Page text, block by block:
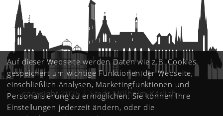
copyright 2025 | Stadt Mülheim-Kärlich
Auf dieser Webseite werden Daten wie z.B. Cookies
gespeichert um wichtige Funktionen der Webseite,
einschließlich Analysen, Marketingfunktionen und
Personalisierung zu ermöglichen. Sie können Ihre
Einstellungen jederzeit ändern, oder die